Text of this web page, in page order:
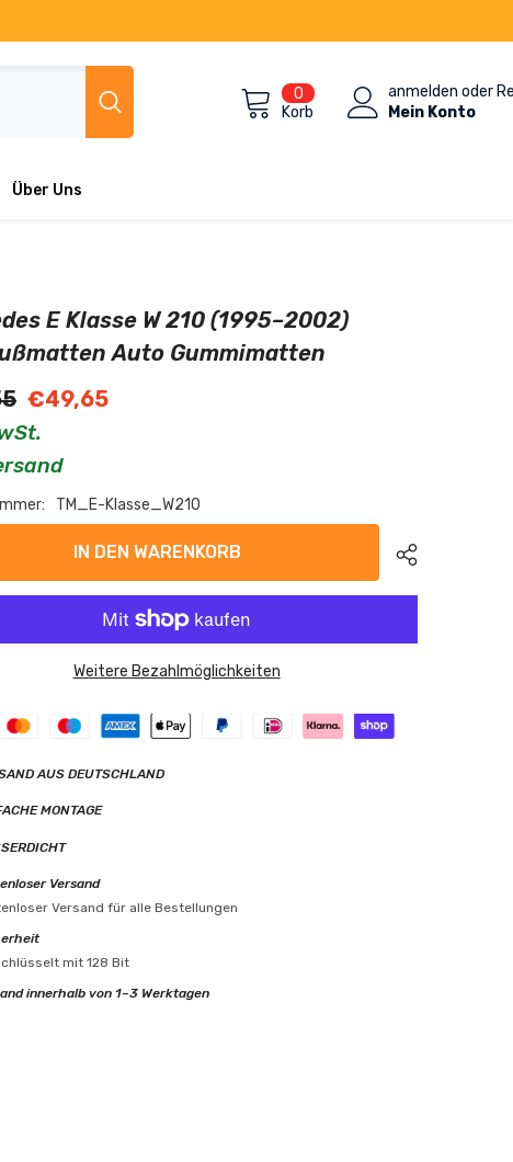
00
Artikel
Korb
anmelden oder
Mein Konto
Über Uns
E Klasse W 210 (1995–2002)
Auto Gummimatten
€49,65
TM_E-Klasse_W210
IN DEN WARENKORB
Weitere Bezahlmöglichkeiten
AUS DEUTSCHLAND
MONTAGE
Versand
Versand für alle Bestellungen
mit 128 Bit
innerhalb von 1–3 Werktagen